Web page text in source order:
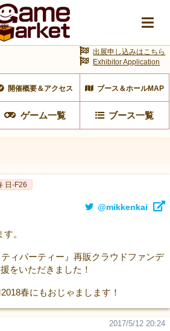
開催概要＆アクセス ブース＆ホールMAP
ゲーム一覧 ブース一覧
出展申し込みはこちら
Exhibitor Application
日-F26
@mikkenkai
。
ィパーティー』再販クラウドファンデ
をいただきました！
春にもおじゃまします！
2017/5/12 20:24